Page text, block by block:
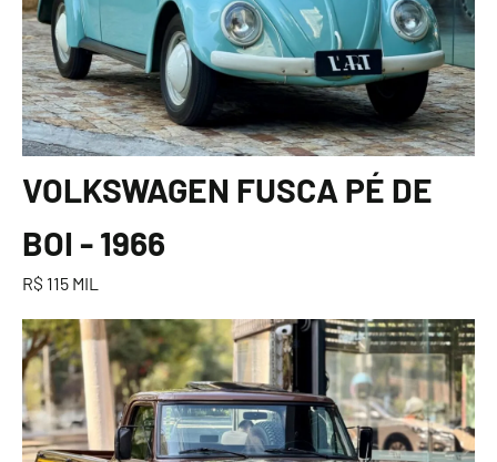
VOLKSWAGEN FUSCA PÉ DE
BOI - 1966
R$ 115 MIL